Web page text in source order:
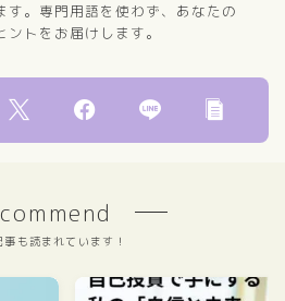
す。専門用語を使わず、あなたの
ントをお届けします。
事も読まれています！